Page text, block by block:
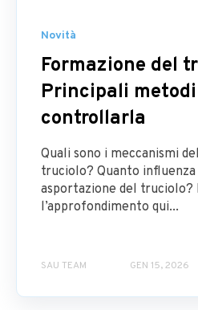
Novità
Formazione del
Principali
controllarla
Quali sono i meccanismi
truciolo? Quanto influenza
asportazione del truciolo?
l’approfondimento qui...
SAU TEAM GEN 15, 2026